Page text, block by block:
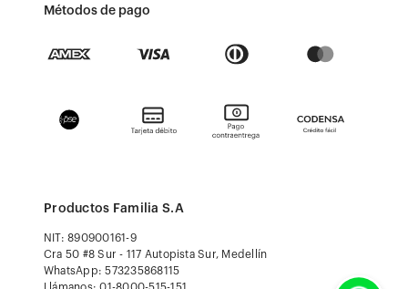
Métodos de pago
Productos Familia S.A
NIT: 890900161-9
Cra 50 #8 Sur - 117 Autopista Sur, Medellín
WhatsApp: 573235868115